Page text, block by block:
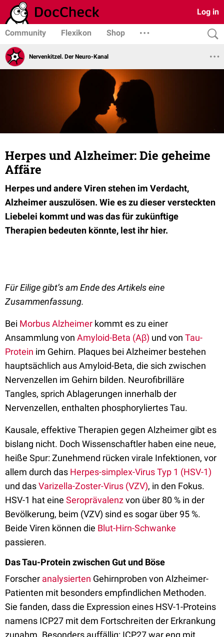
Log in
Community Flexikon Shop
Nervenkitzel. Der Neuro-Kanal
Herpes und Alzheimer: Die geheime
Affäre
Herpes und andere Viren stehen im Verdacht,
Alzheimer auszulösen. Wie es zu dieser versteckten
Liebelei kommt und was das für zukünftige
Therapien bedeuten könnte, lest ihr hier.
Für Eilige gibt’s am Ende des Artikels eine
Zusammenfassung.
Bei Morbus Alzheimer kommt es zu einer
Ansammlung von Amyloid-Beta (Aβ) und von Tau-
Protein im Gehirn. Plaques bei Alzheimer bestehen
hauptsächlich aus Amyloid-Beta, die sich zwischen
Nervenzellen im Gehirn bilden. Neurofibrilläre
Tangles, sprich Ablagerungen innerhalb der
Nervenzellen, enthalten phosphoryliertes Tau.
Kausale, effektive Therapien gegen Alzheimer gibt es
bislang nicht. Doch Wissenschaftler haben eine neue,
heiße Spur: Zunehmend rücken virale Infektionen, vor
allem durch das Herpes-simplex-Virus Typ 1 (HSV-1)
und dasVarizella-Zoster-Virus (VZV), in den Fokus.
HSV-1 hat eine Seroprävalenzvon über 80 % in der
Bevölkerung, beim (VZV) sind es sogar über 95 %.
Beide Viren können die Blut-Hirn-Schwanke
passieren.
Das Tau-Protein zwischen Gut und Böse
Forscher analysierten Gehirnproben von Alzheimer-
Patienten mit besonders empfindlichen Methoden.
Sie fanden, dass die Expression eines HSV-1-Proteins
namens ICP27 mit dem Fortschreiten der Erkrankung
zunahm. Besonders auffällig: ICP27 war eng mit